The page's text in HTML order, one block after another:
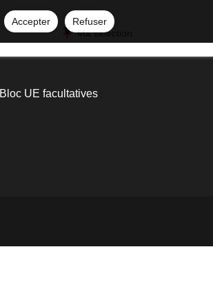
Accepter
Refuser
Ma sélection
Bloc UE facultatives